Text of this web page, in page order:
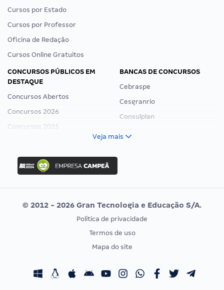
Cursos por Estado
Cursos por Professor
Oficina de Redação
Cursos Online Gratuitos
CONCURSOS PÚBLICOS EM
DESTAQUE
Concursos Abertos
Concursos 2026
Concursos 2025
Concurso Ibama
Concurso MPU
Editais publicados
BANCAS DE CONCURSOS
Cebraspe
Cesgranrio
Consulplan
Vunesp
CONCURSOS POR PROFISSÃO
Concursos Fiscais
EXAME DE ORDEM
Calendário OAB
Veja mais
© 2012 - 2026 Gran Tecnologia e Educação S/A.
Política de privacidade
Termos de uso
Mapa do site